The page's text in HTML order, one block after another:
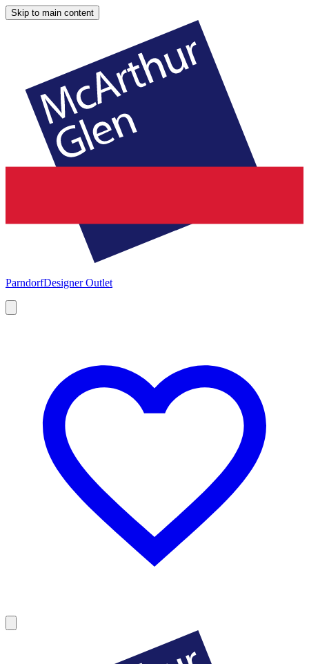
Skip to main content
ParndorfDesigner Outlet